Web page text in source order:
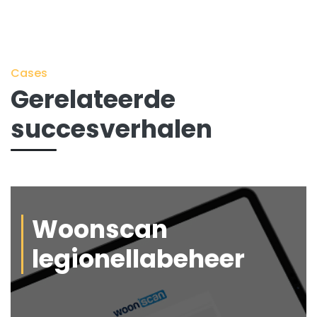
Cases
Gerelateerde
succesverhalen
Woonscan
legionellabeheer